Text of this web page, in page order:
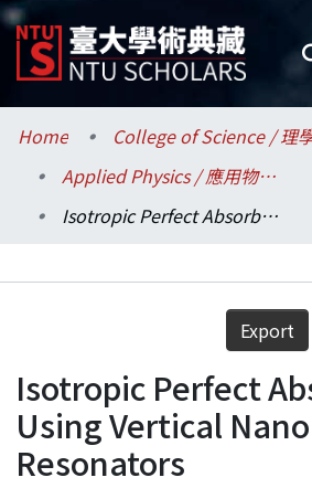
Communities & Collections
Research Outputs
Statistics
Home
College of Science / 理
Applied Physics / 應用物理研究所
Isotropic Perfect Absorber Using Vertical Nano Split-Ring Resonators
Details
Export
Isotropic Perfect
Using Vertical
Resonators